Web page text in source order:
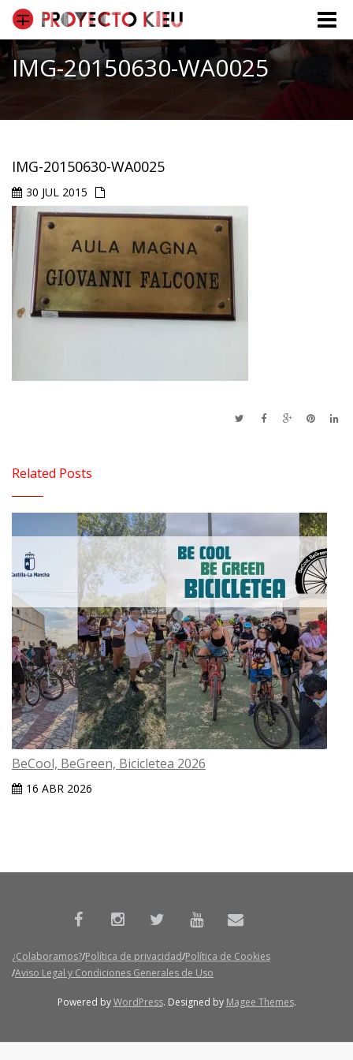
Toggle
IMG-20150630-WA0025
IMG-20150630-WA0025
30 JUL 2015
Related Posts
BeCool, BeGreen, Bicicletea 2026
16 ABR 2026
¿Colaboramos? Política de privacidad Política de Cookies
Aviso Legal y Condiciones Generales de Uso
Powered byWordPress. Designed by Magee Themes.